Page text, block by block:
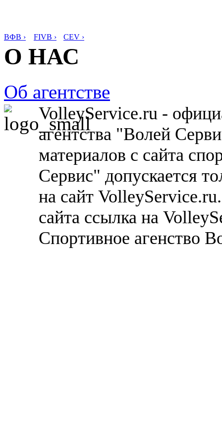
ВФВ › FIVB › CEV ›
О НАС
Об агентстве
VolleyService.ru -
агентства "Волей
материалов с сайта
Сервис" допускается
на сайт
сайта ссылка на
Спортивное агенство